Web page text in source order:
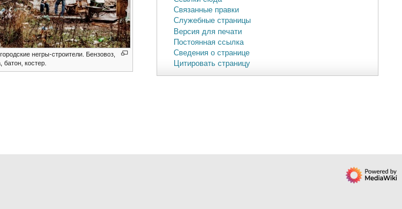
негры-строители. Бензовоз,
батон, костер.
Связанные правки
Служебные страницы
Версия для печати
Постоянная ссылка
Сведения о странице
Цитировать страницу